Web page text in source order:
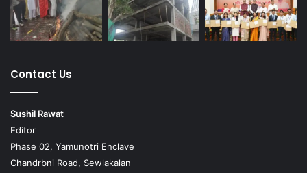
Contact Us
Sushil Rawat
Editor
Phase 02, Yamunotri Enclave
Chandrbni Road, Sewlakalan